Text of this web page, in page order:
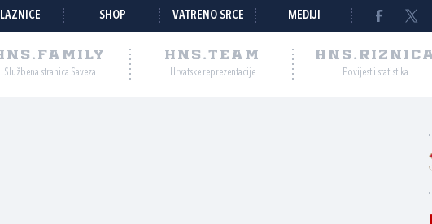
SHOP VATRENO SRCE MEDIJI
Službena stranica Saveza
HNS.TEAM
Hrvatske reprezentacije Povijest i statistika